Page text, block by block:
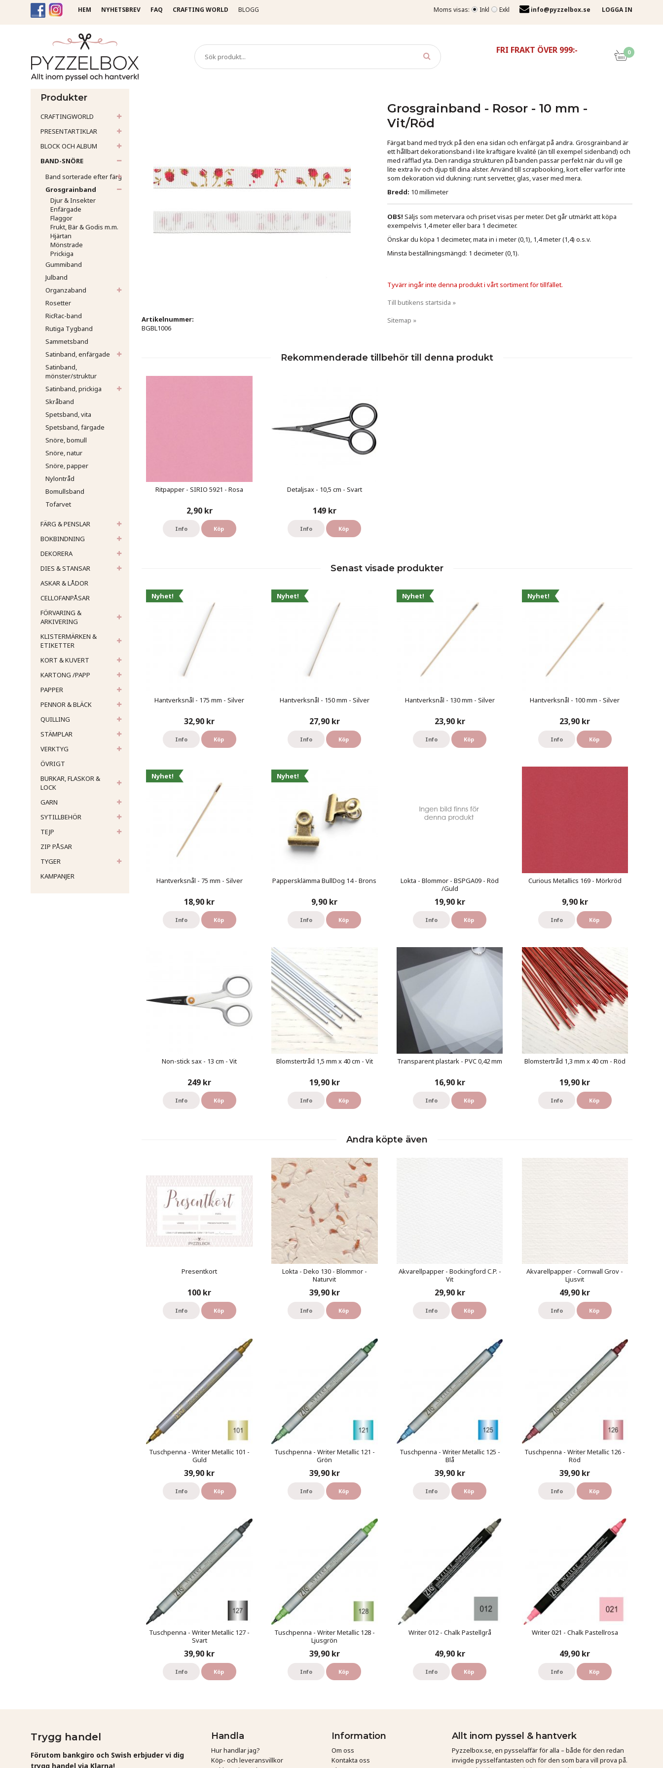
Moms visas: Inkl Exkl info@pyzzelbox.se LOGGA IN
HEM NYHETSBREV FAQ CRAFTING WORLD BLOGG
FRI FRAKT ÖVER 999:- 0
Produkter
CRAFTINGWORLD
PRESENTARTIKLAR
BLOCK OCH ALBUM
BAND-SNÖRE
Band sorterade efter färg
Grosgrainband
Djur & Insekter
Enfärgade
Flaggor
Frukt, Bär & Godis m.m.
Hjärtan
Mönstrade
Prickiga
Gummiband
Julband
Organzaband
Rosetter
RicRac-band
Rutiga Tygband
Sammetsband
Satinband, enfärgade
Satinband,
mönster/struktur
Satinband, prickiga
Skråband
Spetsband, vita
Spetsband, färgade
Snöre, bomull
Snöre, natur
Snöre, papper
Nylontråd
Bomullsband
Tofarvet
FÄRG & PENSLAR
BOKBINDNING
DEKORERA
DIES & STANSAR
ASKAR & LÅDOR
CELLOFANPÅSAR
FÖRVARING &
ARKIVERING
KLISTERMÄRKEN &
ETIKETTER
KORT & KUVERT
KARTONG /PAPP
PAPPER
PENNOR & BLÄCK
QUILLING
STÄMPLAR
VERKTYG
ÖVRIGT
BURKAR, FLASKOR &
LOCK
GARN
SYTILLBEHÖR
TEJP
ZIP PÅSAR
TYGER
KAMPANJER
Grosgrainband - Rosor - 10 mm -
Vit/Röd
Färgat band med tryck på den ena sidan och enfärgat på andra. Grosgrainband är
ett hållbart dekorationsband i lite kraftigare kvalité (än till exempel sidenband) och
med räfflad yta. Den randiga strukturen på banden passar perfekt när du vill ge
lite extra liv och djup till dina alster. Använd till scrapbooking, kort eller varför inte
som dekoration vid dukning: runt servetter, glas, vaser med mera.
Bredd: 10 millimeter
OBS! Säljs som metervara och priset visas per meter. Det går utmärkt att köpa
exempelvis 1,4 meter eller bara 1 decimeter.
Önskar du köpa 1 decimeter, mata in i meter (0,1), 1,4 meter (1,4) o.s.v.
Minsta beställningsmängd: 1 decimeter (0,1).
Tyvärr ingår inte denna produkt i vårt sortiment för tillfället.
Till butikens startsida »
Sitemap »
Artikelnummer:
BGBL1006
Rekommenderade tillbehör till denna produkt
Ritpapper - SIRIO 5921 - Rosa
2,90 kr
Info Köp
Detaljsax - 10,5 cm - Svart
149 kr
Info Köp
Senast visade produkter
Nyhet!
Hantverksnål - 175 mm - Silver
32,90 kr
Info Köp
Nyhet!
Hantverksnål - 150 mm - Silver
27,90 kr
Info Köp
Nyhet!
Hantverksnål - 130 mm - Silver
23,90 kr
Info Köp
Nyhet!
Hantverksnål - 100 mm - Silver
23,90 kr
Info Köp
Nyhet!
Hantverksnål - 75 mm - Silver
18,90 kr
Info Köp
Nyhet!
Pappersklämma BullDog 14 - Brons
9,90 kr
Info Köp
Lokta - Blommor - BSPGA09 - Röd
/Guld
19,90 kr
Info Köp
Curious Metallics 169 - Mörkröd
9,90 kr
Info Köp
Non-stick sax - 13 cm - Vit
249 kr
Info Köp
Blomstertråd 1,5 mm x 40 cm - Vit
19,90 kr
Info Köp
Transparent plastark - PVC 0,42 mm
16,90 kr
Info Köp
Blomstertråd 1,3 mm x 40 cm - Röd
19,90 kr
Info Köp
Andra köpte även
Presentkort
100 kr
Info Köp
Lokta - Deko 130 - Blommor -
Naturvit
39,90 kr
Info Köp
Akvarellpapper - Bockingford C.P. -
Vit
29,90 kr
Info Köp
Akvarellpapper - Cornwall Grov -
Ljusvit
49,90 kr
Info Köp
Tuschpenna - Writer Metallic 101 -
Guld
39,90 kr
Info Köp
Tuschpenna - Writer Metallic 121 -
Grön
39,90 kr
Info Köp
Tuschpenna - Writer Metallic 125 -
Blå
39,90 kr
Info Köp
Tuschpenna - Writer Metallic 126 -
Röd
39,90 kr
Info Köp
Tuschpenna - Writer Metallic 127 -
Svart
39,90 kr
Info Köp
Tuschpenna - Writer Metallic 128 -
Ljusgrön
39,90 kr
Info Köp
Writer 012 - Chalk Pastellgrå
49,90 kr
Info Köp
Writer 021 - Chalk Pastellrosa
49,90 kr
Info Köp
Trygg handel
Förutom bankgiro och Swish erbjuder vi dig
trygg handel via Klarna!
Handla
Hur handlar jag?
Köp- och leveransvillkor
Information
Om oss
Kontakta oss
Allt inom pyssel & hantverk
Pyzzelbox.se, en pysselaffär för alla – både för den redan
invigde pysselfantasten och för den som bara vill prova på.